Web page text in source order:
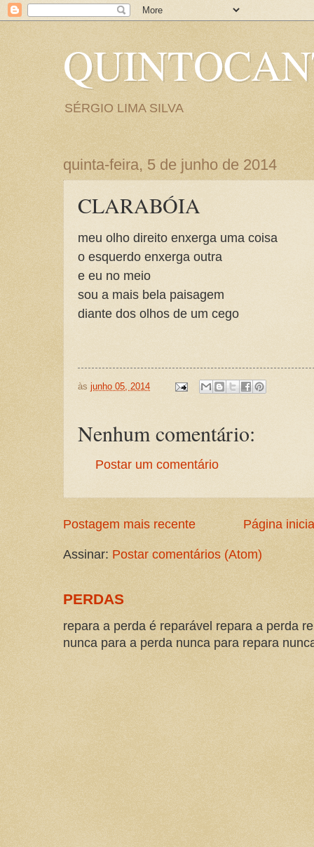
SÉRGIO LIMA SILVA
quinta-feira, 5 de junho de 2014
CLARABÓIA
meu olho direito enxerga uma coisa
o esquerdo enxerga outra
e eu no meio
sou a mais bela paisagem
diante dos olhos de um cego
às junho 05, 2014
Nenhum comentário:
Postar um comentário
Postagem mais recente Página
Assinar: Postar comentários (Atom)
PERDAS
repara a perda é reparável repara a perda
nunca para a perda nunca para repara